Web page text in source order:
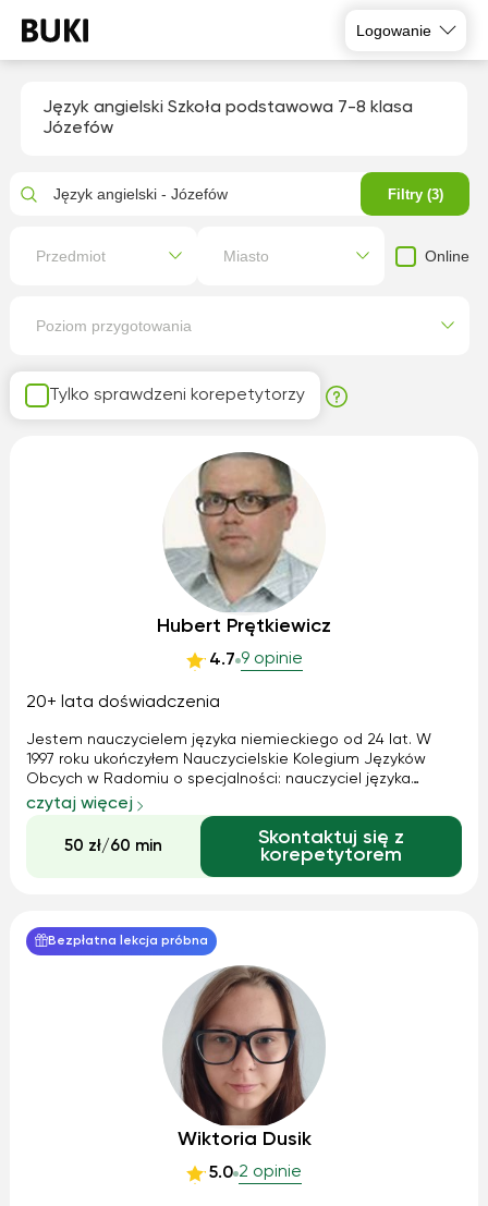
Logowanie
Język angielski Szkoła podstawowa 7-8 klasa
Józefów
Tylko sprawdzeni korepetytorzy
Hubert Prętkiewicz
4.7 9 opinie
20+ lata doświadczenia
Jestem nauczycielem języka niemieckiego od 24 lat. W
1997 roku ukończyłem Nauczycielskie Kolegium Języków
Obcych w Radomiu o specjalności: nauczyciel języka
niemieckiego. W tym samym roku rozpocząłem pracę w
zawodzie nauczyciela w szkole podstawowej. Łącznie
przepracowałem 15 lat w różnych typach sz...
czytaj więcej
50 zł/60 min
Skontaktuj się z
korepetytorem
Bezpłatna lekcja próbna
Wiktoria Dusik
5.0 2 opinie
Język angielski - Józefów Filtry (3)
Przedmiot Miasto Online
Poziom przygotowania